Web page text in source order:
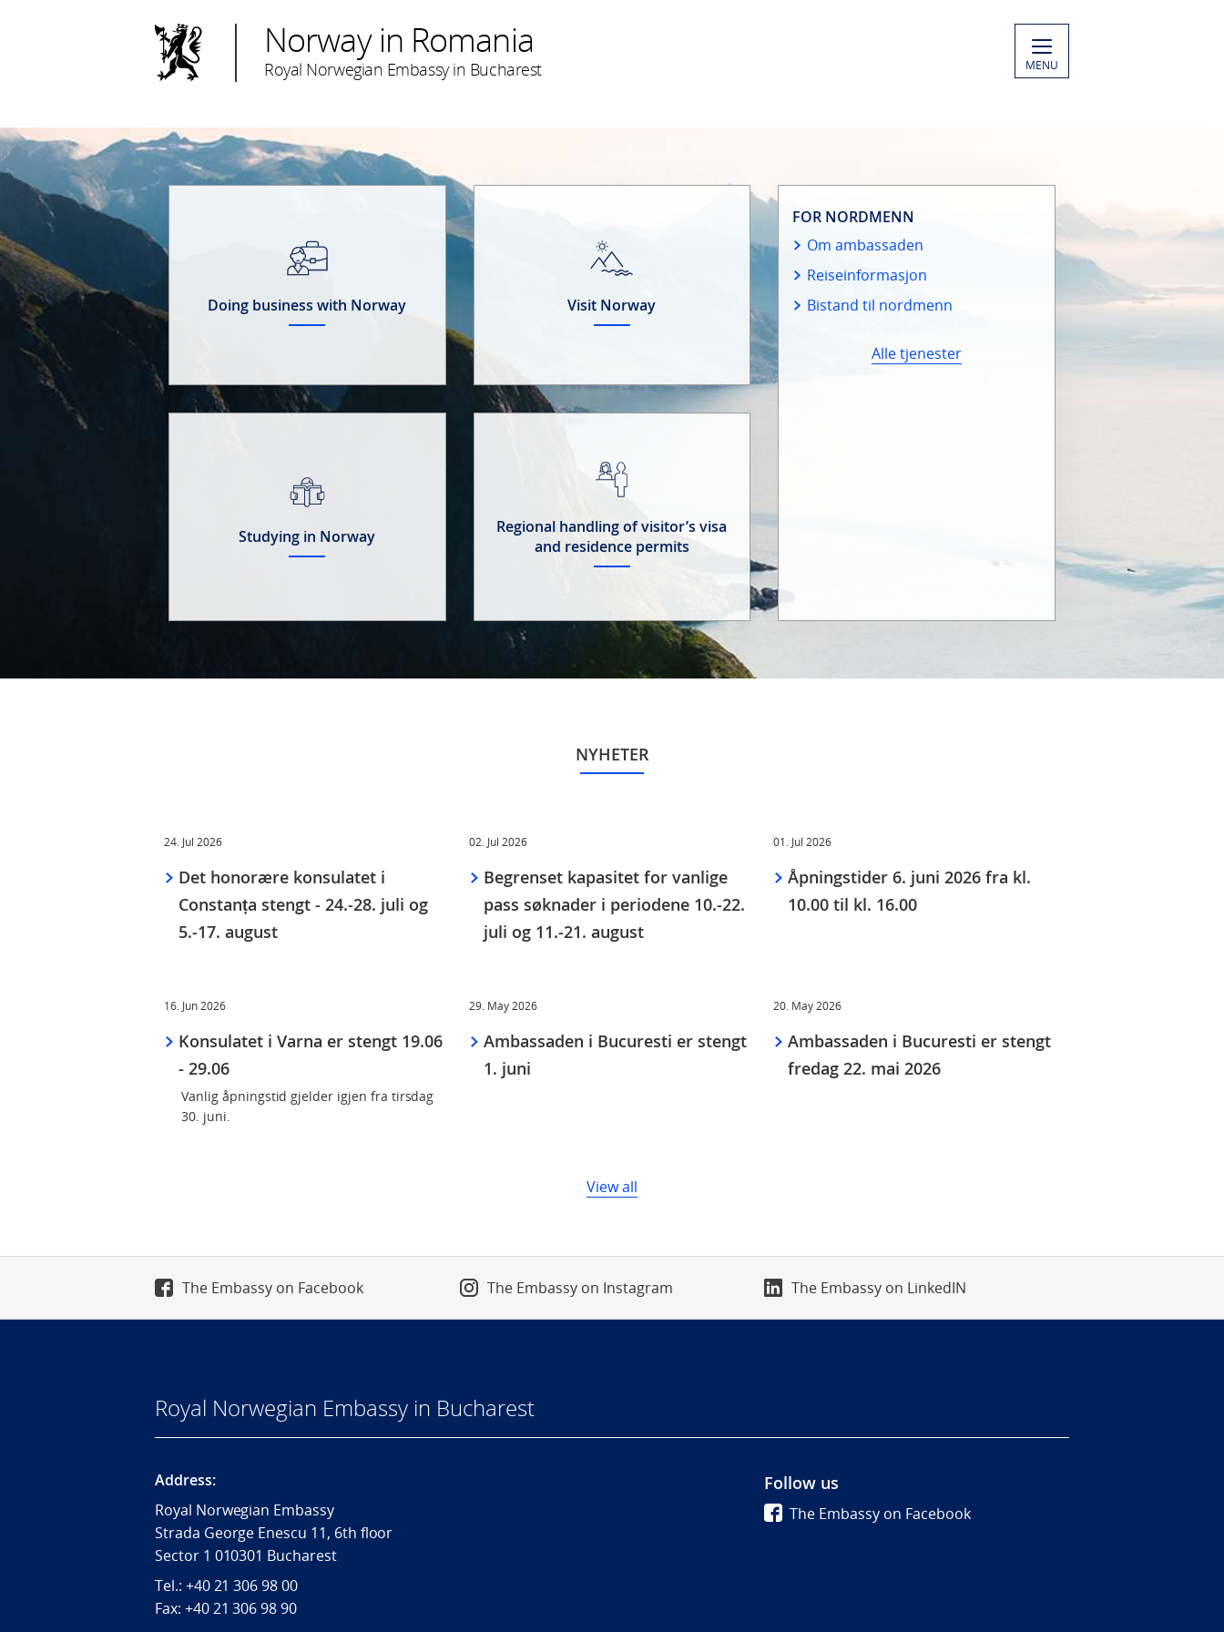
Norway in Romania
Royal Norwegian Embassy in Bucharest MENU
Doing business with Norway Visit Norway
Regional handling of visitor’s visa
and residence permits
Studying in Norway
FOR NORDMENN
Om ambassaden
Reiseinformasjon
Bistand til nordmenn
Alle tjenester
NYHETER
24. Jul 2026
Det honorære konsulatet i
Constanța stengt - 24.-28. juli og
5.-17. august
02. Jul 2026
Begrenset kapasitet for vanlige
pass søknader i periodene 10.-22.
juli og 11.-21. august
01. Jul 2026
Åpningstider 6. juni 2026 fra kl.
10.00 til kl. 16.00
16. Jun 2026
Konsulatet i Varna er stengt 19.06
- 29.06
Vanlig åpningstid gjelder igjen fra tirsdag
30. juni.
29. May 2026
Ambassaden i Bucuresti er stengt
1. juni
20. May 2026
Ambassaden i Bucuresti er stengt
fredag 22. mai 2026
View all
The Embassy on Facebook The Embassy on Instagram The Embassy on LinkedIN
Royal Norwegian Embassy in Bucharest
Address:
Royal Norwegian Embassy
Strada George Enescu 11, 6th floor
Sector 1 010301 Bucharest
Tel.: +40 21 306 98 00
Fax: +40 21 306 98 90
Follow us
The Embassy on Facebook